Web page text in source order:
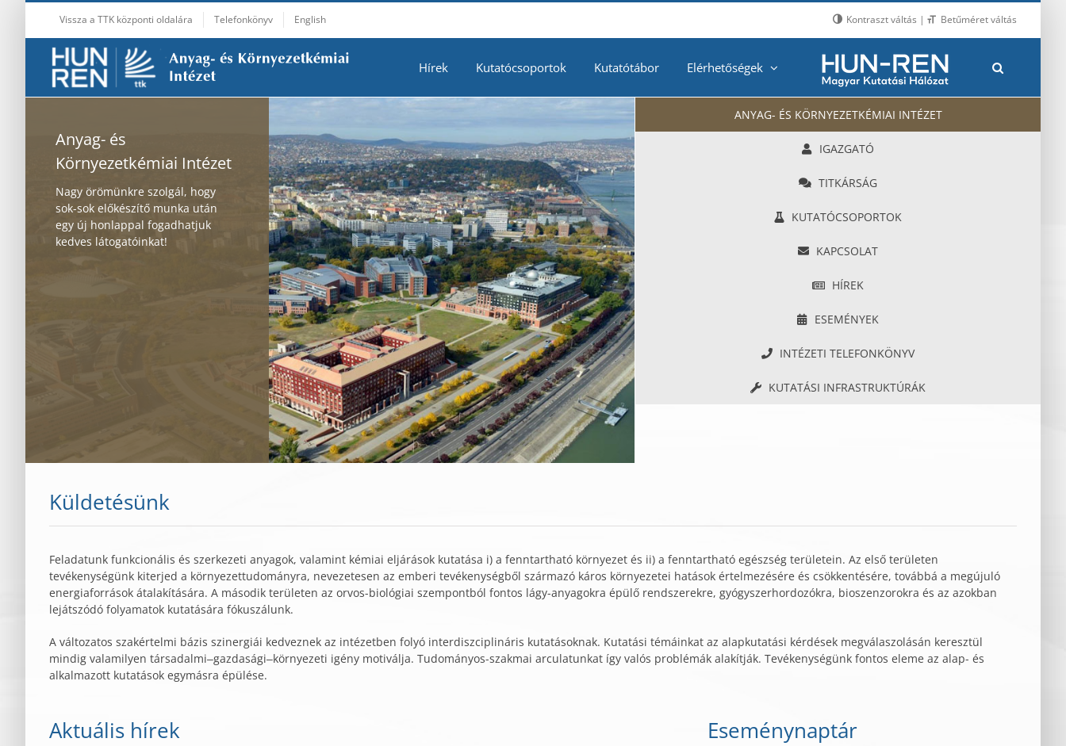
content
Vissza a TTK központi oldalára Telefonkönyv English Kontraszt váltás | Betűméret váltás
Hírek Kutatócsoportok Kutatótábor Elérhetőségek
Anyag- és
Környezetkémiai Intézet
Nagy örömünkre szolgál, hogy
sok-sok előkészítő munka után
egy új honlappal fogadhatjuk
kedves látogatóinkat!
ANYAG- ÉS KÖRNYEZETKÉMIAI INTÉZET
IGAZGATÓ
TITKÁRSÁG
KUTATÓCSOPORTOK
KAPCSOLAT
HÍREK
ESEMÉNYEK
INTÉZETI TELEFONKÖNYV
KUTATÁSI INFRASTRUKTÚRÁK
Küldetésünk
Feladatunk funkcionális és szerkezeti anyagok, valamint kémiai eljárások kutatása i) a fenntartható környezet és ii) a fenntartható egészség területein. Az első területen
tevékenységünk kiterjed a környezettudományra, nevezetesen az emberi tevékenységből származó káros környezetei hatások értelmezésére és csökkentésére, továbbá a megújuló
energiaforrások átalakítására. A második területen az orvos-biológiai szempontból fontos lágy-anyagokra épülő rendszerekre, gyógyszerhordozókra, bioszenzorokra és az azokban
lejátszódó folyamatok kutatására fókuszálunk.
A változatos szakértelmi bázis szinergiái kedveznek az intézetben folyó interdiszciplináris kutatásoknak. Kutatási témáinkat az alapkutatási kérdések megválaszolásán keresztül
mindig valamilyen társadalmi‒gazdasági‒környezeti igény motiválja. Tudományos-szakmai arculatunkat így valós problémák alakítják. Tevékenységünk fontos eleme az alap- és
alkalmazott kutatások egymásra épülése.
Aktuális hírek Eseménynaptár